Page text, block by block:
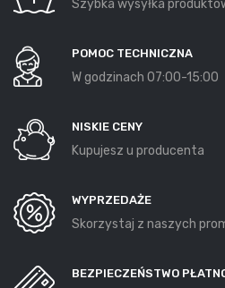
Szybka wysyłka
POMOC TECHNICZNA
W godzinach 07:00-15:00
NISKIE CENY
Kupujesz u producenta
WYPRZEDAŻE
Skorzystaj z naszych
BEZPIECZEŃSTWO